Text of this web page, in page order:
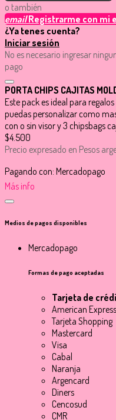
o también
emailRegistrarme con mi
¿Ya tenes cuenta?
Iniciar sesión
No es necesario ingresar
pago
PORTA CHIPS CAJITAS
Este pack es ideal para
puedas personalizar como
con o sin visor y 3 chipsbags
$4.500
Precio expresado en Pesos
Pagando con: Mercadopago
Más info
Medios de pagos disponibles
Mercadopago
Formas de pago aceptadas
Tarjeta de
American Express
Tarjeta Shopping
Mastercard
Visa
Cabal
Naranja
Argencard
Diners
Cencosud
CMR